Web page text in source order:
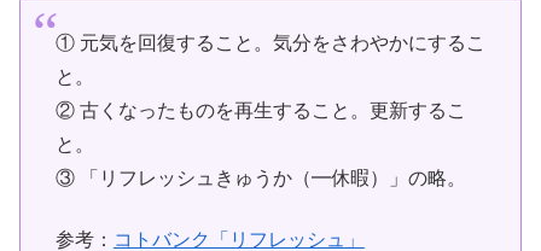
① 元気を回復すること。気分をさわやかにするこ
と。
② 古くなったものを再生すること。更新するこ
と。
③ 「リフレッシュきゅうか（━休暇）」の略。
参考： コトバンク「リフレッシュ」